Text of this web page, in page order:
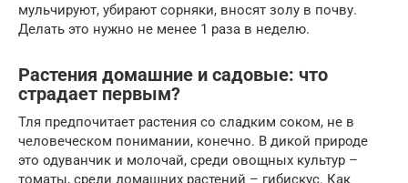
мульчируют, убирают сорняки, вносят золу в почву.
Делать это нужно не менее 1 раза в неделю.
Растения домашние и садовые: что
страдает первым?
Тля предпочитает растения со сладким соком, не в
человеческом понимании, конечно. В дикой природе
это одуванчик и молочай, среди овощных культур –
томаты, среди домашних растений – гибискус. Как